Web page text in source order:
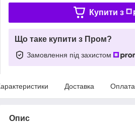
Купити з
Що таке купити з Пром?
Замовлення під захистом
Доставка Оплата
Опис